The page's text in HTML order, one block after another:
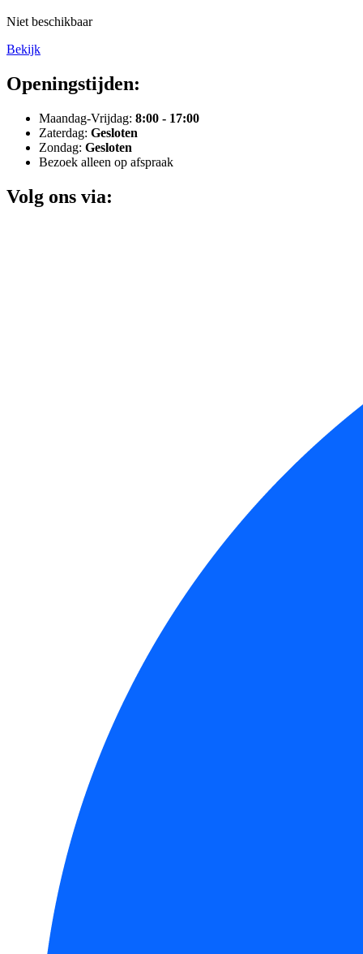
Niet beschikbaar
Bekijk
Openingstijden:
Maandag-Vrijdag: 8:00 - 17:00
Zaterdag: Gesloten
Zondag: Gesloten
Bezoek alleen op afspraak
Volg ons via: